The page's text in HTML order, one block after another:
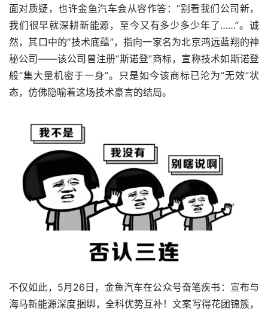
面对质疑，也许金鱼汽车会从容作答：“别看我们公司新，
我们很早就深耕新能源，至今又有多少多少年了……”。诚
然，其口中的“技术底蕴”，指向一家名为北京鸿远蓝翔的神
秘公司——该公司曾注册“斯诺登”商标，宣称技术如斯诺登
般“集大量机密于一身”。只是如今该商标已沦为“无效”状
态，仿佛隐喻着这场技术豪言的结局。
不仅如此，5月26日，金鱼汽车在公众号奋笔疾书：宣布与
海马新能源深度捆绑，全科优势互补！文案写得花团锦簇，